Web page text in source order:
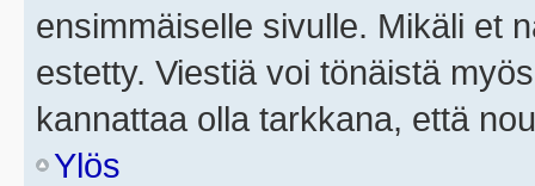
ensimmäiselle sivulle. Mikäli et
estetty. Viestiä voi tönäistä
kannattaa olla tarkkana, että
Ylös